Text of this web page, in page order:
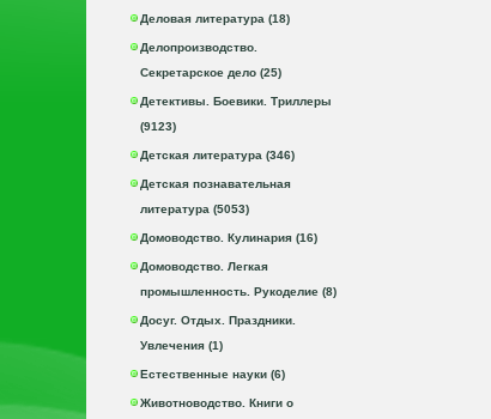
Деловая литература (18)
Делопроизводство.
Секретарское дело (25)
Детективы. Боевики. Триллеры
(9123)
Детская литература (346)
Детская познавательная
литература (5053)
Домоводство. Кулинария (16)
Домоводство. Легкая
промышленность. Рукоделие (8)
Досуг. Отдых. Праздники.
Увлечения (1)
Естественные науки (6)
Животноводство. Книги о